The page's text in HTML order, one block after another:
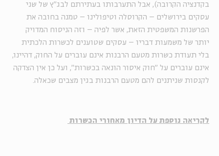
בקדנציה הקרובה), אבל התערבותו בעתירתם לבג"ץ של שני
עסקים בירושלים – הקרוסלה וטיפולינו – טמנה בחובה את
הפרשנות המשפטית הזאת, אשר לפיה – וזה הניסוח המדויק
יותר של משמעות דבריו – עסקים שטוענים לכשרות הלכתית
בלי תעודת כשרות מטעם הרבנות אינם עוברים על החוק, דהיינו,
אינם עוברים על "חוק איסור הונאה בכשרות", ועל כן אין הצדקה
לקנסות שניתנים להם מטעם הרבנות בגין מצבים שכאלה.
לקריאה נוספת על הדיון מאחורי הכשרות